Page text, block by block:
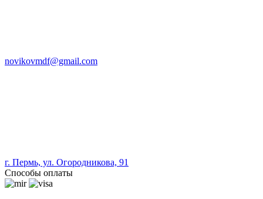
novikovmdf@gmail.com
г. Пермь, ул. Огородникова, 91
Способы оплаты